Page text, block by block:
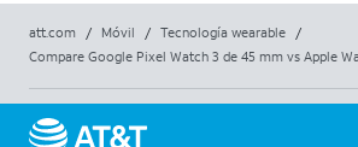
att.com / Móvil / Tecnología wearable
/
Compare Google Pixel Watch 3 de 45 mm vs Apple